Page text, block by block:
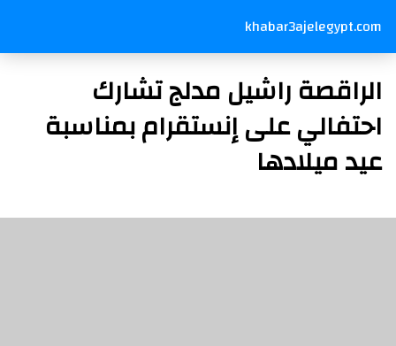
khabar3ajelegypt.com
الراقصة راشيل مدلج تشارك
احتفالي على إنستقرام بمناسبة
عيد ميلادها